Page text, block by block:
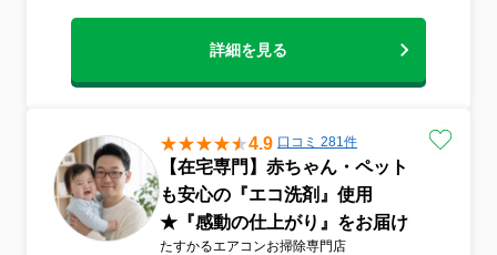
なお子様や化学物質に敏感な方でも安心し
てお過ごしいただけるよう、人体に優しい
エコ洗剤を厳選して使用しています。
詳細を見る
4.9 口コミ 281件
【在宅専門】赤ちゃん・ペット
も安心の『エコ洗剤』使用
★『感動の仕上がり』をお届け
たすかるエアコンお掃除専門店